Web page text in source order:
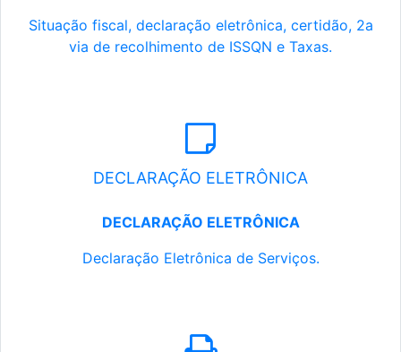
Situação fiscal, declaração eletrônica, certidão, 2a
via de recolhimento de ISSQN e Taxas.
DECLARAÇÃO ELETRÔNICA
DECLARAÇÃO ELETRÔNICA
Declaração Eletrônica de Serviços.